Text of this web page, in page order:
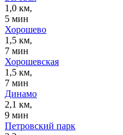
1,0 км,
5 мин
Хорошево
1,5 км,
7 мин
Хорошевская
1,5 км,
7 мин
Динамо
2,1 км,
9 мин
Петровский парк